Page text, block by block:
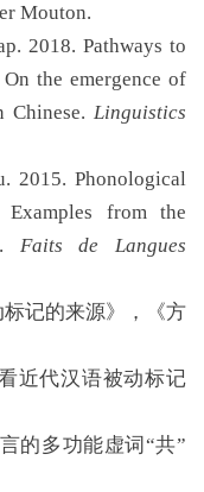
Mouton.
2018. Pathways to
the emergence of
Chinese. Linguistics
Phonological
Examples from the
Faits de Langues
记的来源》，《方
近代汉语被动标记
的多功能虚词“共”